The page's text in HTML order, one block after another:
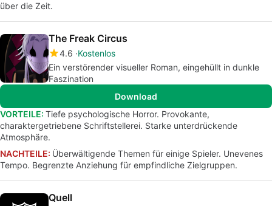
über die Zeit.
The Freak Circus
4.6 Kostenlos
Ein verstörender visueller Roman, eingehüllt in dunkle
Faszination
Download
VORTEILE: Tiefe psychologische Horror. Provokante,
charaktergetriebene Schriftstellerei. Starke unterdrückende
Atmosphäre.
NACHTEILE: Überwältigende Themen für einige Spieler. Unevenes
Tempo. Begrenzte Anziehung für empfindliche Zielgruppen.
Quell